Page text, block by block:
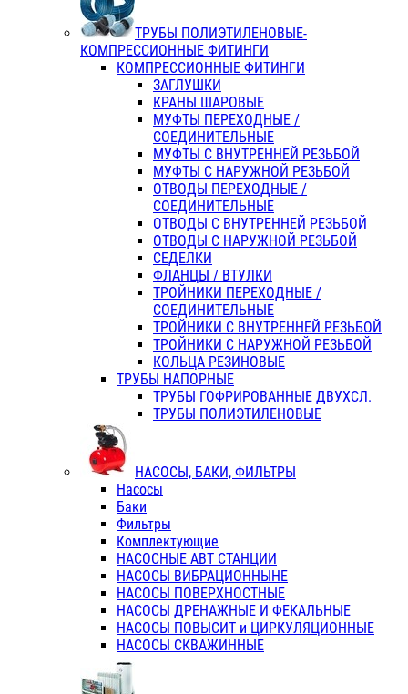
ТРУБЫ ПОЛИЭТИЛЕНОВЫЕ-
КОМПРЕССИОННЫЕ ФИТИНГИ
КОМПРЕССИОННЫЕ ФИТИНГИ
ЗАГЛУШКИ
КРАНЫ ШАРОВЫЕ
МУФТЫ ПЕРЕХОДНЫЕ /
СОЕДИНИТЕЛЬНЫЕ
МУФТЫ С ВНУТРЕННЕЙ РЕЗЬБОЙ
МУФТЫ С НАРУЖНОЙ РЕЗЬБОЙ
ОТВОДЫ ПЕРЕХОДНЫЕ /
СОЕДИНИТЕЛЬНЫЕ
ОТВОДЫ С ВНУТРЕННЕЙ РЕЗЬБОЙ
ОТВОДЫ С НАРУЖНОЙ РЕЗЬБОЙ
СЕДЕЛКИ
ФЛАНЦЫ / ВТУЛКИ
ТРОЙНИКИ ПЕРЕХОДНЫЕ /
СОЕДИНИТЕЛЬНЫЕ
ТРОЙНИКИ С ВНУТРЕННЕЙ РЕЗЬБОЙ
ТРОЙНИКИ С НАРУЖНОЙ РЕЗЬБОЙ
КОЛЬЦА РЕЗИНОВЫЕ
ТРУБЫ НАПОРНЫЕ
ТРУБЫ ГОФРИРОВАННЫЕ ДВУХСЛ.
ТРУБЫ ПОЛИЭТИЛЕНОВЫЕ
НАСОСЫ, БАКИ, ФИЛЬТРЫ
Насосы
Баки
Фильтры
Комплектующие
НАСОСНЫЕ АВТ СТАНЦИИ
НАСОСЫ ВИБРАЦИОННЫНЕ
НАСОСЫ ПОВЕРХНОСТНЫЕ
НАСОСЫ ДРЕНАЖНЫЕ И ФЕКАЛЬНЫЕ
НАСОСЫ ПОВЫСИТ и ЦИРКУЛЯЦИОННЫЕ
НАСОСЫ СКВАЖИННЫЕ